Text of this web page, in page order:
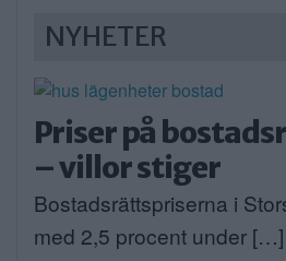
NYHETER
Priser på
– villor stiger
Bostadsrättspriserna i
med 2,5 procent under […]